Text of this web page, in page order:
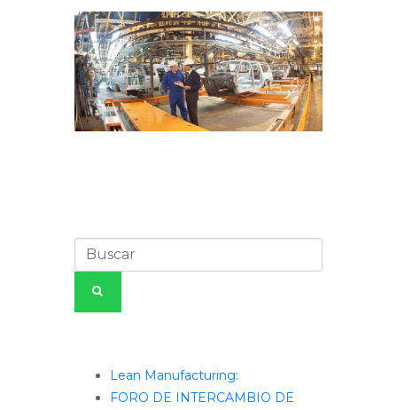
Lean Manufacturing:
FORO DE INTERCAMBIO DE